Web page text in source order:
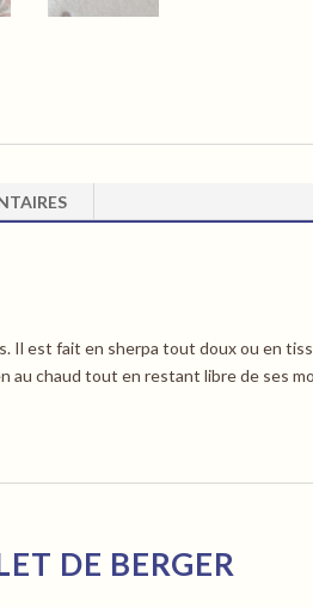
Il est fait en sherpa tout doux ou en
au chaud tout en restant libre de ses
DE BERGER